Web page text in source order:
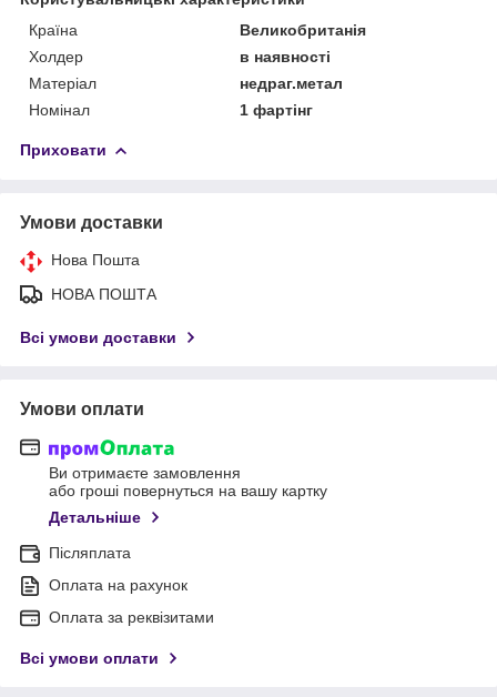
Країна
Великобританія
Холдер
в наявності
Матеріал
недраг.метал
Номінал
1 фартінг
Приховати
Умови доставки
Нова Пошта
НОВА ПОШТА
Всі умови доставки
Умови оплати
Ви отримаєте замовлення
або гроші повернуться на вашу картку
Детальніше
Післяплата
Оплата на рахунок
Оплата за реквізитами
Всі умови оплати